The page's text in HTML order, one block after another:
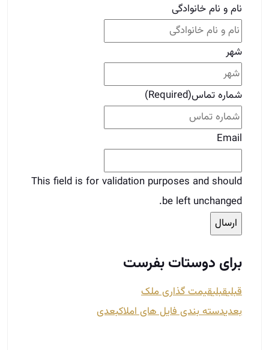
نام و نام خانوادگی
شهر
شماره تماس(Required)
Email
This field is for validation purposes and should
be left unchanged.
برای دوستات بفرست
قبلیقبلیقیمت گذاری ملک
بعدیدسته بندی فایل های املاکبعدی